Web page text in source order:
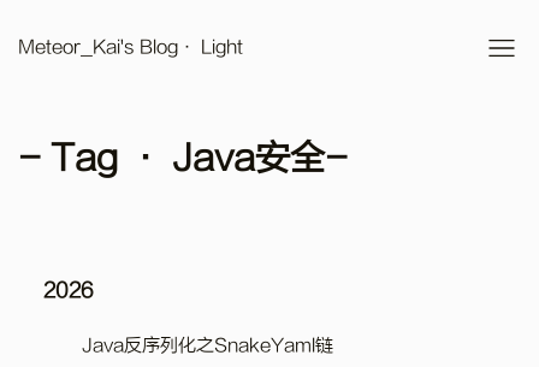
Meteor_Kai's Blog· Light
- Tag · Java安全-
2026
Java反序列化之SnakeYaml链